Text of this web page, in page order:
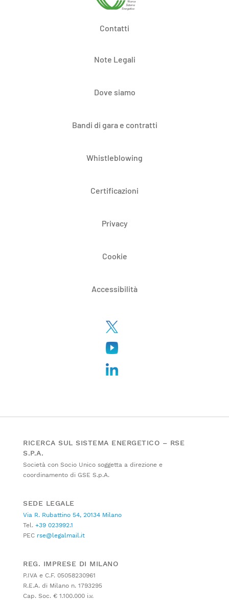
Contatti
Note Legali
Dove siamo
Bandi di gara e contratti
Whistleblowing
Certificazioni
Privacy
Cookie
Accessibilità
RICERCA SUL SISTEMA ENERGETICO – RSE
S.P.A.
Società con Socio Unico soggetta a direzione e
coordinamento di GSE S.p.A.
SEDE LEGALE
Via R. Rubattino 54, 20134 Milano
Tel. +39 023992.1
PEC rse@legalmail.it
REG. IMPRESE DI MILANO
P.IVA e C.F. 05058230961
R.E.A. di Milano n. 1793295
Cap. Soc. € 1.100.000 i.v.